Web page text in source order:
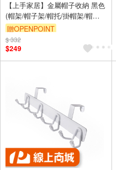
【上手家居】金屬帽子收納 黑色
(帽架/帽子架/帽托/掛帽架/帽子
掛鉤/掛帽/帽子掛架/帽子/鴨舌帽/
門後掛鉤/掛鉤)
贈OPENPOINT
訂單滿999享9折
$ 332
$249